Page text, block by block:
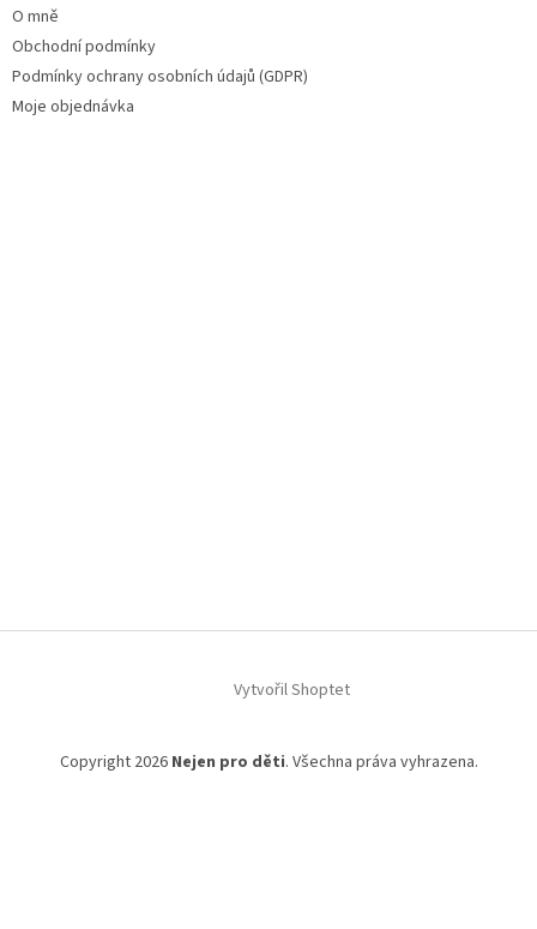
O mně
Obchodní podmínky
Podmínky ochrany osobních údajů (GDPR)
Moje objednávka
Vytvořil Shoptet
Copyright 2026 Nejen pro děti. Všechna práva vyhrazena.